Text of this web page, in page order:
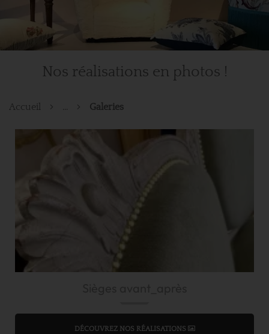
Nos réalisations en photos !
Accueil ... Galeries
DÉCOUVREZ NOS RÉALISATIONS